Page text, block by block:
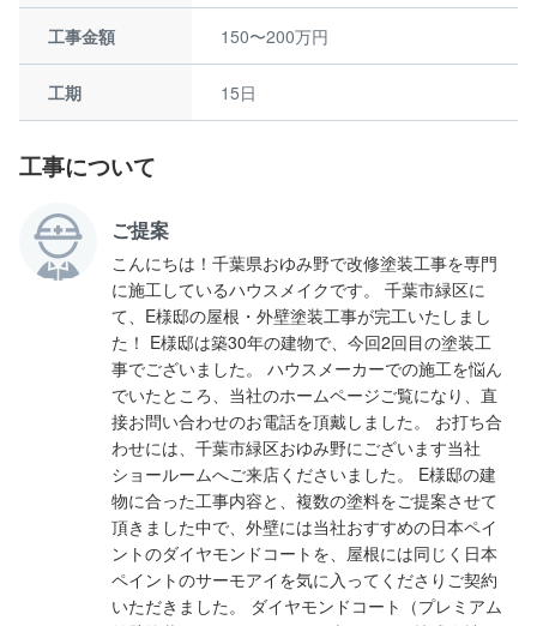
工事金額 150〜200万円
工期 15日
工事について
ご提案
こんにちは！千葉県おゆみ野で改修塗装工事を専門
に施工しているハウスメイクです。 千葉市緑区に
て、E様邸の屋根・外壁塗装工事が完工いたしまし
た！ E様邸は築30年の建物で、今回2回目の塗装工
事でございました。 ハウスメーカーでの施工を悩ん
でいたところ、当社のホームページご覧になり、直
接お問い合わせのお電話を頂戴しました。 お打ち合
わせには、千葉市緑区おゆみ野にございます当社
ショールームへご来店くださいました。 E様邸の建
物に合った工事内容と、複数の塗料をご提案させて
頂きました中で、外壁には当社おすすめの日本ペイ
ントのダイヤモンドコートを、屋根には同じく日本
ペイントのサーモアイを気に入ってくださりご契約
いただきました。 ダイヤモンドコート（プレミアム